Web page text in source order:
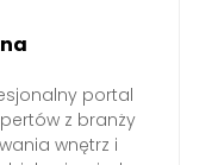
portal
z branży
wnętrz i